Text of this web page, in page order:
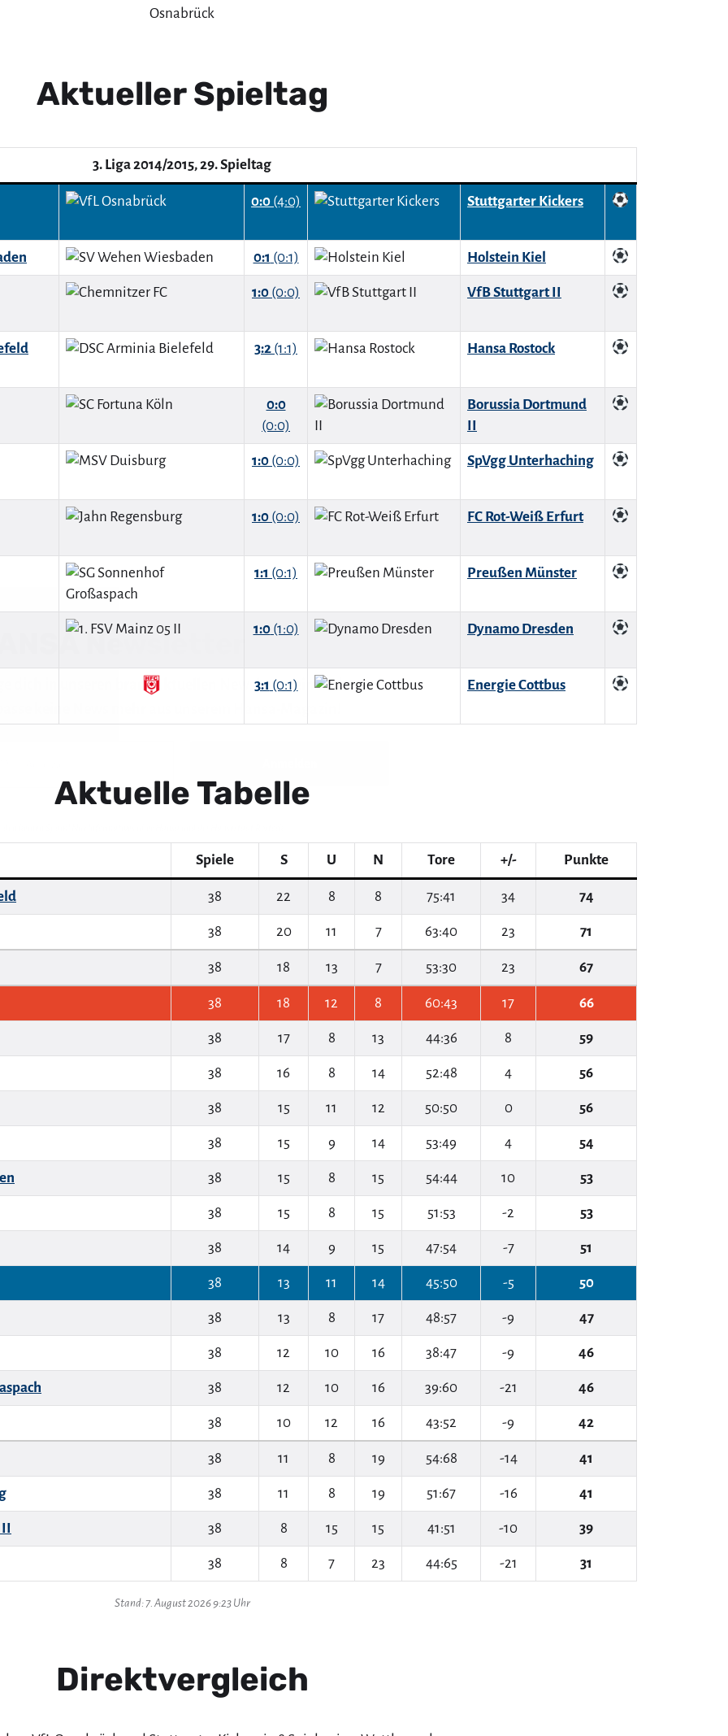
Osnabrück
Aktueller Spieltag
3. Liga 2014/2015, 29. Spieltag
0:0 (4:0) Stuttgarter Kickers
0:1 (0:1) Holstein Kiel
1:0 (0:0) VfB Stuttgart II
3:2 (1:1) Hansa Rostock
0:0
(0:0)
Borussia Dortmund
II
1:0 (0:0) SpVgg Unterhaching
1:0 (0:0) FC Rot-Weiß Erfurt
1:1 (0:1) Preußen Münster
1:0(1:0) Dynamo Dresden
3:1 (0:1) Energie Cottbus
Aktuelle Tabelle
Spiele S U N Tore +/- Punkte
38 22 8 8 75:41 34 74
38 20 11 7 63:40 23 71
38 18 13 7 53:30 23 67
38 18 12 8 60:43 17 66
38 17 8 13 44:36 8 59
38 16 8 14 52:48 4 56
38 15 11 12 50:50 0 56
38 15 9 14 53:49 4 54
38 15 8 15 54:44 10 53
38 15 8 15 51:53 -2 53
38 14 9 15 47:54 -7 51
38 13 11 14 45:50 -5 50
38 13 8 17 48:57 -9 47
38 12 10 16 38:47 -9 46
38 12 10 16 39:60 -21 46
38 10 12 16 43:52 -9 42
38 11 8 19 54:68 -14 41
38 11 8 19 51:67 -16 41
II 38 8 15 15 41:51 -10 39
38 8 7 23 44:65 -21 31
Stand: 7. August 2026 9:23 Uhr
Direktvergleich
Newsletter
dich in unseren brandaktuellen Newsletter ein und
keine News mehr aus unserem Hansa-Magazin!